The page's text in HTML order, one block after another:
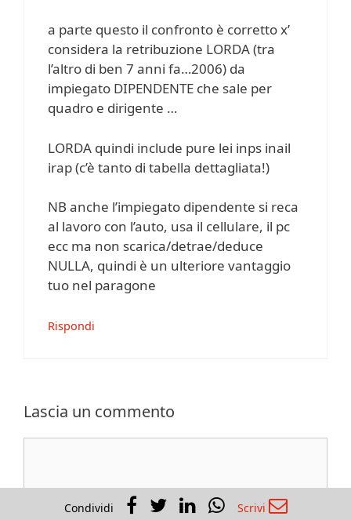
a parte questo il confronto è corretto x’
considera la retribuzione LORDA (tra
l’altro di ben 7 anni fa…2006) da
impiegato DIPENDENTE che sale per
quadro e dirigente …
LORDA quindi include pure lei inps inail
irap (c’è tanto di tabella dettagliata!)
NB anche l’impiegato dipendente si reca
al lavoro con l’auto, usa il cellulare, il pc
ecc ma non scarica/detrae/deduce
NULLA, quindi è un ulteriore vantaggio
tuo nel paragone
Rispondi
Lascia un commento
Condividi Scrivi